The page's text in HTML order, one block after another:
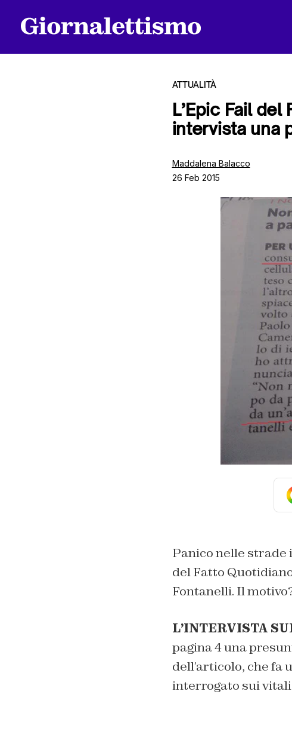
ATTUALITÀ
L’Epic Fail
intervista una
Maddalena Balacco
26 Feb 2015
Panico nelle strade
del Fatto
Fontanelli. Il
L’INTERVISTA
pagina 4 una
dell’articolo, che fa
interrogato sui